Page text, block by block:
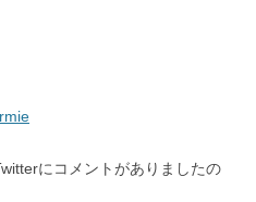
にコメントがありましたの